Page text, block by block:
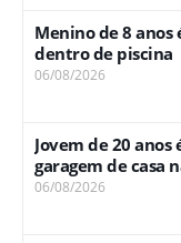
Menino de 8
dentro de piscina
06/08/2026
Jovem de 20
garagem de casa
06/08/2026